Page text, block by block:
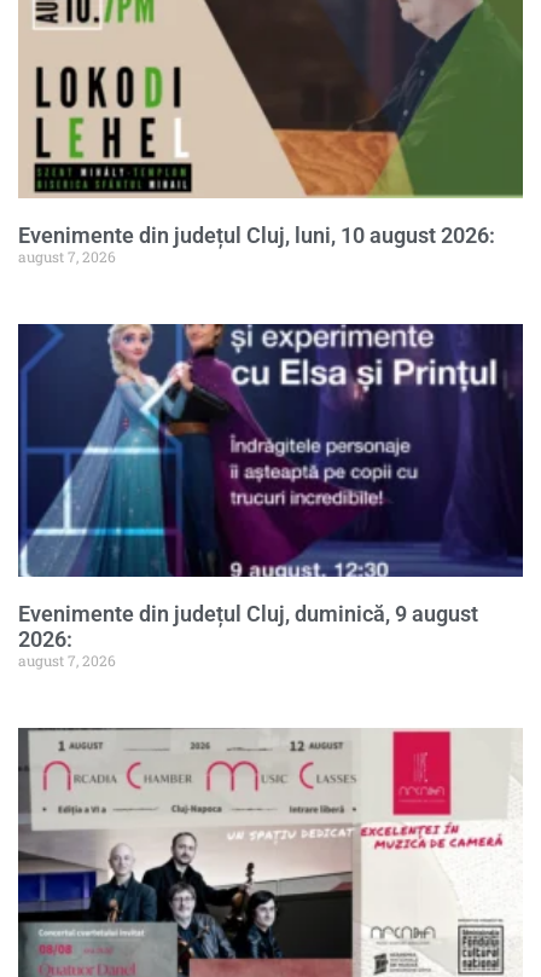
Evenimente din județul Cluj, luni, 10 august 2026:
august 7, 2026
Evenimente din județul Cluj, duminică, 9 august
2026:
august 7, 2026